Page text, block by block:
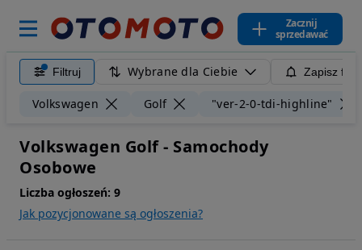
Zacznij
sprzedawać
Filtruj Wybrane dla Ciebie Zapisz
Volkswagen Golf "ver-2-0-tdi-highline"
Volkswagen Golf - Samochody
Osobowe
Liczba ogłoszeń: 9
Jak pozycjonowane są ogłoszenia?